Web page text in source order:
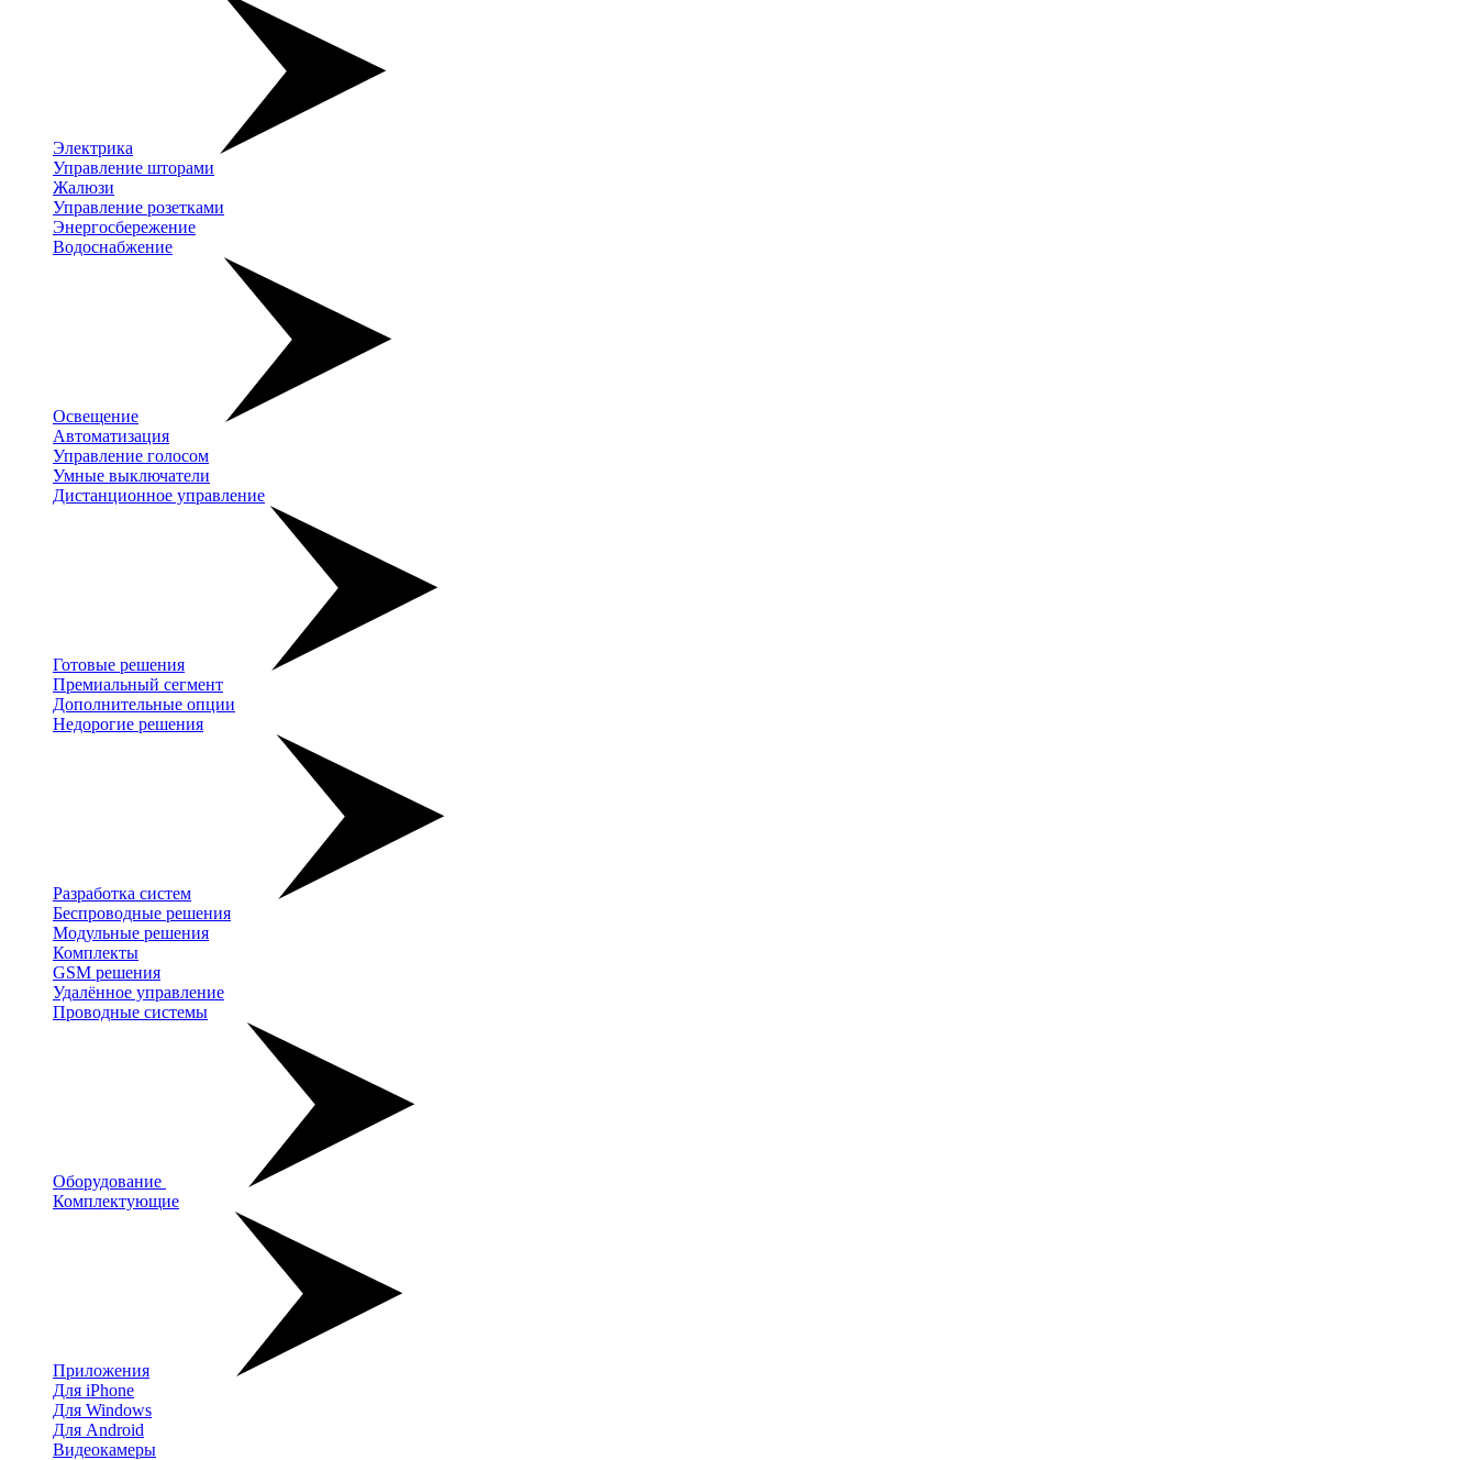
Электрика
Управление шторами
Жалюзи
Управление розетками
Энергосбережение
Водоснабжение
Освещение
Автоматизация
Управление голосом
Умные выключатели
Дистанционное управление
Готовые решения
Премиальный сегмент
Дополнительные опции
Недорогие решения
Разработка систем
Беспроводные решения
Модульные решения
Комплекты
GSM решения
Удалённое управление
Проводные системы
Оборудование
Комплектующие
Приложения
Для iPhone
Для Windows
Для Android
Видеокамеры